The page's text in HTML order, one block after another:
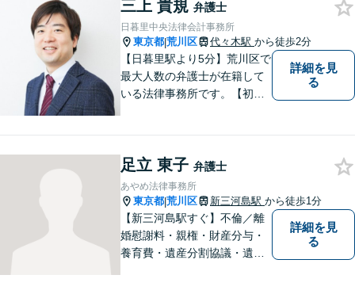
三上 貴規 弁護士
日暮里中央法律会計事務所
東京都|荒川区 代々木駅 から徒歩2分
【日暮里駅より5分】荒川区で
最大人数の弁護士が在籍して
いる法律事務所です。【初回
詳細を見
る
足立 東子 弁護士
あやめ法律事務所
東京都|荒川区 新三河島駅 から徒歩1分
【新三河島駅すぐ】不倫／離
婚慰謝料・親権・財産分与・
養育費・遺産分割協議・遺言
詳細を見
る